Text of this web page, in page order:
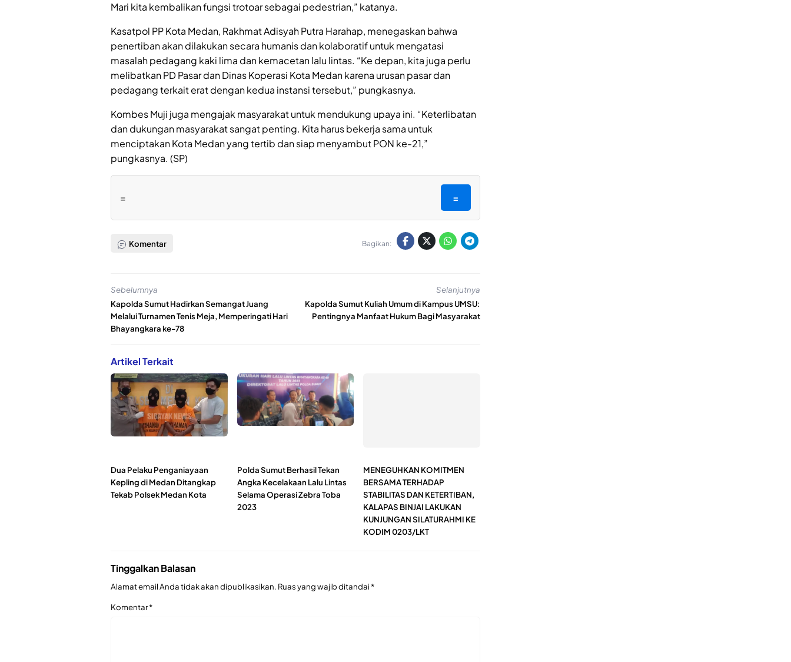
Mari kita kembalikan fungsi trotoar sebagai pedestrian,” katanya.
Kasatpol PP Kota Medan, Rakhmat Adisyah Putra Harahap, menegaskan bahwa
penertiban akan dilakukan secara humanis dan kolaboratif untuk mengatasi
masalah pedagang kaki lima dan kemacetan lalu lintas. “Ke depan, kita juga perlu
melibatkan PD Pasar dan Dinas Koperasi Kota Medan karena urusan pasar dan
pedagang terkait erat dengan kedua instansi tersebut,” pungkasnya.
Kombes Muji juga mengajak masyarakat untuk mendukung upaya ini. “Keterlibatan
dan dukungan masyarakat sangat penting. Kita harus bekerja sama untuk
menciptakan Kota Medan yang tertib dan siap menyambut PON ke-21,”
pungkasnya. (SP)
= =
Komentar Bagikan:
Sebelumnya
Kapolda Sumut Hadirkan Semangat Juang
Melalui Turnamen Tenis Meja, Memperingati Hari
Bhayangkara ke-78
Selanjutnya
Kapolda Sumut Kuliah Umum di Kampus UMSU:
Pentingnya Manfaat Hukum Bagi Masyarakat
Artikel Terkait
Dua Pelaku Penganiayaan
Kepling di Medan Ditangkap
Tekab Polsek Medan Kota
Polda Sumut Berhasil Tekan
Angka Kecelakaan Lalu Lintas
Selama Operasi Zebra Toba
2023
MENEGUHKAN KOMITMEN
BERSAMA TERHADAP
STABILITAS DAN KETERTIBAN,
KALAPAS BINJAI LAKUKAN
KUNJUNGAN SILATURAHMI KE
KODIM 0203/LKT
Tinggalkan Balasan
Alamat email Anda tidak akan dipublikasikan. Ruas yang wajib ditandai*
Komentar*